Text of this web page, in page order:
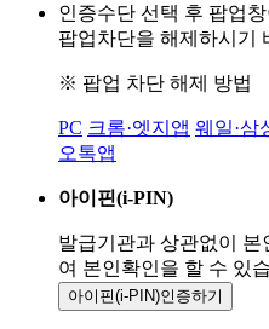
인증수단 선택 후 팝업
팝업차단을 해제하시기
※ 팝업 차단 해제 방법
PC 크롬·엣지앱 웨일·삼
오톡앱
아이핀(i-PIN)
발급기관과 상관없이 본
여 본인확인을 할 수 있
아이핀(i-PIN)인증하기